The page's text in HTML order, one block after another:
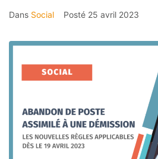
Dans Social Posté 25 avril 2023